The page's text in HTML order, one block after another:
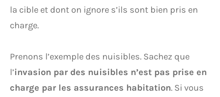
la cible et dont on ignore s’ils sont bien pris en
charge.
Prenons l’exemple des nuisibles. Sachez que
l’invasion par des nuisibles n’est pas prise en
charge par les assurances habitation. Si vous